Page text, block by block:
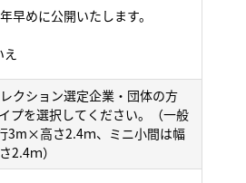
早めに公開いたします。
え
クション選定企業・団体の方
プを選択してください。（一般
3m×高さ2.4ｍ、ミニ小間は幅
ｍ）